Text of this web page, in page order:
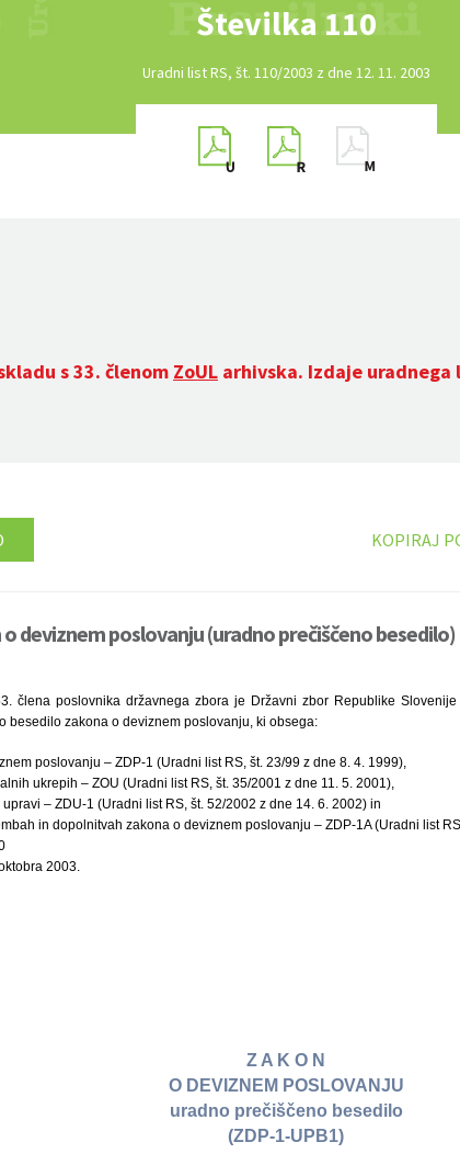
Številka 110
Uradni list RS, št. 110/2003 z dne 12. 11. 2003
s 33. členom ZoUL arhivska. Izdaje
KOPIRAJ
deviznem poslovanju (uradno prečiščeno
člena poslovnika državnega zbora je Državni zbor Republike
besedilo zakona o deviznem poslovanju, ki obsega:
poslovanju – ZDP-1 (Uradni list RS, št. 23/99 z dne 8. 4. 1999),
ukrepih – ZOU (Uradni list RS, št. 35/2001 z dne 11. 5. 2001),
– ZDU-1 (Uradni list RS, št. 52/2002 z dne 14. 6. 2002) in
in dopolnitvah zakona o deviznem poslovanju – ZDP-1A (Uradni list
2003.
Z A K O N
O DEVIZNEM POSLOVANJU
uradno prečiščeno besedilo
(ZDP-1-UPB1)